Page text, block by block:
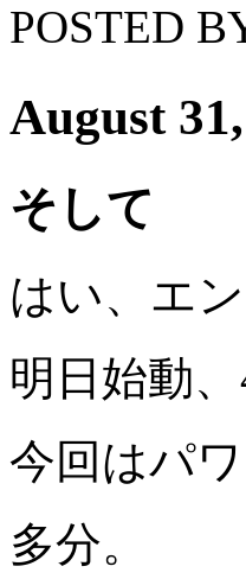
POSTED
August
そして
はい、エ
明日始動
今回はパ
多分。